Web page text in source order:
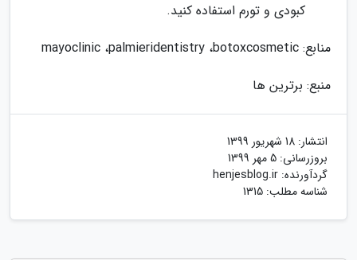
کبودی و تورم استفاده کنید.
منابع: mayoclinic ،palmieridentistry ،botoxcosmetic
منبع: برترین ها
انتشار: 18 شهریور 1399
بروزرسانی: 5 مهر 1399
گردآورنده: henjesblog.ir
شناسه مطلب: 1315